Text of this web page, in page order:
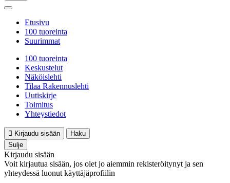
Etusivu
100 tuoreinta
Suurimmat
100 tuoreinta
Keskustelut
Näköislehti
Tilaa Rakennuslehti
Uutiskirje
Toimitus
Yhteystiedot
Kirjaudu sisään
Haku
Sulje
Kirjaudu sisään
Voit kirjautua sisään, jos olet jo aiemmin rekisteröitynyt ja sen
yhteydessä luonut käyttäjäprofiilin